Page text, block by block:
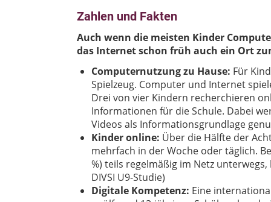
Zahlen und Fakten
Auch wenn die meisten Kinder
das Internet schon früh auch ein Ort
Computernutzung zu Hause: Für
Spielzeug. Computer und Internet
Drei von vier Kindern recherchieren
Informationen für die Schule. Dabei
Videos als Informationsgrundlage
Kinder online: Über die Hälfte der
mehrfach in der Woche oder täglich.
%) teils regelmäßig im Netz
DIVSI U9-Studie)
Digitale Kompetenz: Eine